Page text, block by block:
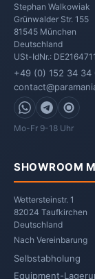
Stephan Walkowiak
Grünwalder Str. 155
81545 München
Deutschland
USt-IdNr.:
+49 (0) 152 34 34
WhatsApp
Telegram
Signal
Mo-Fr 9-18 Uhr
SHOWROOM
Wettersteinstr. 1
82024 Taufkirchen
Deutschland
Nach Vereinbarung
Selbstabholung
Equipment-